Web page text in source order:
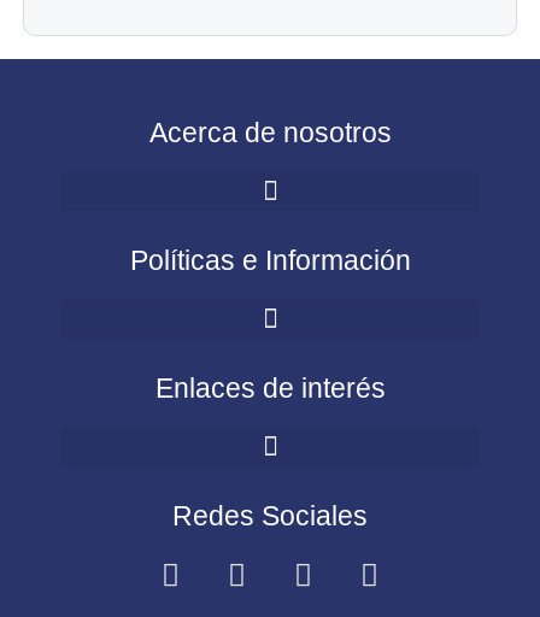
Acerca de nosotros
Políticas e Información
Enlaces de interés
Redes Sociales